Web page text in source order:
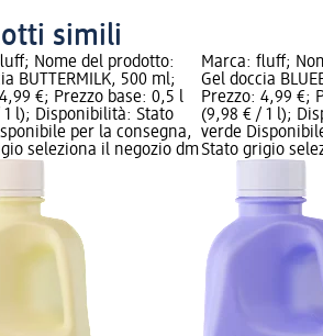
simili
Nome del prodotto:
BUTTERMILK, 500 ml;
€; Prezzo base: 0,5 l
1 l); Disponibilità: Stato
per la consegna,
seleziona il negozio dm
Marca: fluff;
Gel doccia
Prezzo: 4,99 €;
(9,98 € / 1 l);
verde
Stato grigio